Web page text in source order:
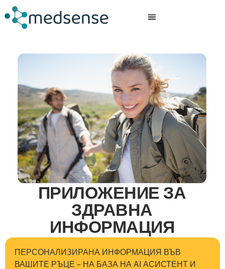
ПРИЛОЖЕНИЕ ЗА
ЗДРАВНА
ИНФОРМАЦИЯ
ПЕРСОНАЛИЗИРАНА ИНФОРМАЦИЯ ВЪВ
ВАШИТЕ РЪЦЕ – НА БАЗА НА AI АСИСТЕНТ И